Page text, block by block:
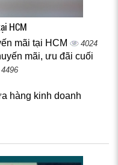
HCM
mãi tại HCM 4024
mãi, ưu đãi cuối
4496
hàng kinh doanh